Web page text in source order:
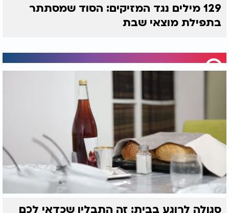
129 מילים נגד המזיקים: הסוד שמסתתר
בתפילת מוצאי שבת
סגולה לרוגע בבית: זה התבלין שכדאי לכם